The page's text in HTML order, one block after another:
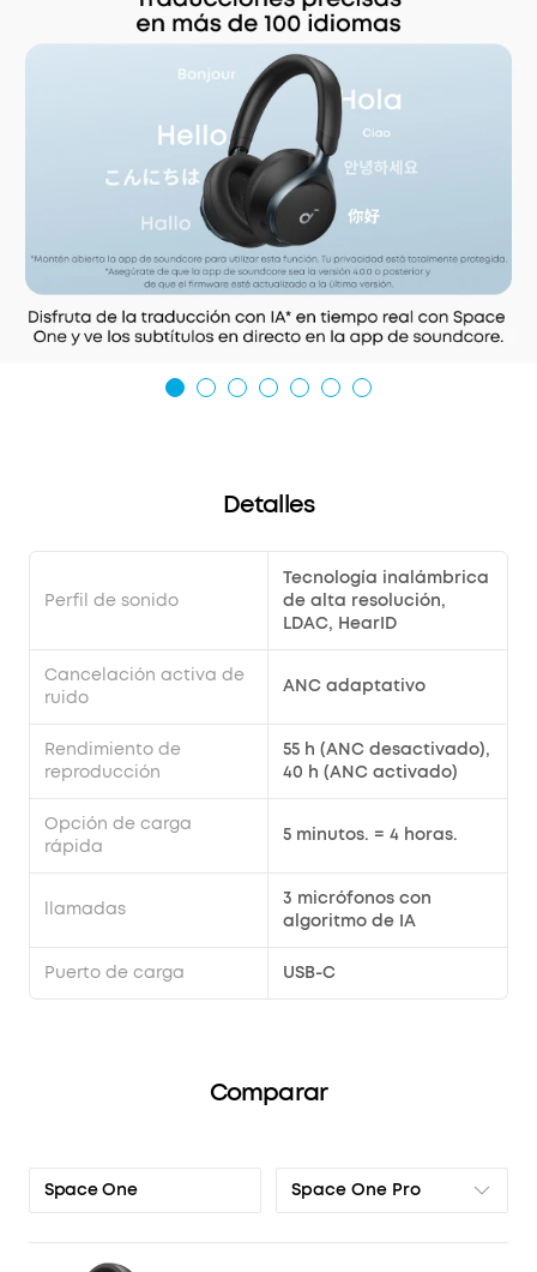
Detalles
Perfil de sonido
Tecnología inalámbrica
de alta resolución,
LDAC, HearID
Cancelación activa de
ruido
ANC adaptativo
Rendimiento de
reproducción
55 h (ANC desactivado),
40 h (ANC activado)
Opción de carga
rápida
5 minutos. = 4 horas.
llamadas
3 micrófonos con
algoritmo de IA
Puerto de carga USB-C
Comparar
Space One Space One Pro